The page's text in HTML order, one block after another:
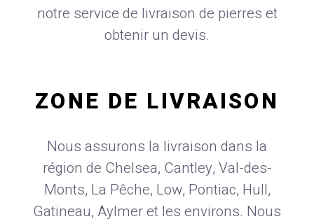
notre service de livraison de pierres et
obtenir un devis.
ZONE DE LIVRAISON
Nous assurons la livraison dans la
région de Chelsea, Cantley, Val-des-
Monts, La Pêche, Low, Pontiac, Hull,
Gatineau, Aylmer et les environs. Nous